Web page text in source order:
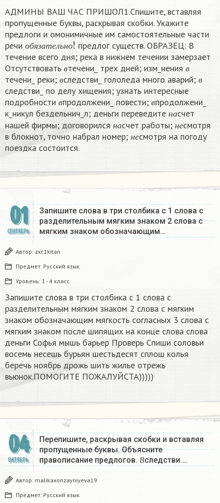
АДМИНЫ ВАШ ЧАС ПРИШОЛ1.Спишите, вставляя
пропущенные буквы, раскрывая скобки. Укажите
предлоги и омонимичные им самостоятельные части
речи
о бяз а т ел ьн о
обя за тельно!
предлог существ. ОБРАЗЕЦ: В
течение всего дня; река в нижнем течении замерзает
Отсутствовать
в
в
течени_ трех дней; изм_нения в
в
течени_ реки; в
в
следстви_ гололеда много аварий; в
следстви_ по делу хищения; узнать интересные
подробности
в
в
продолжени_ повести; в
в
продолжени_
к_никул бездельнич_л; деньги переведите
н а
на
счет
нашей фирмы; договорился
н а
н а
счет работы; н е
не
смотря
в блокнот, точно набрал номер;
н е
не
смотря на погоду
поездка состоится.
01
СЕНТЯБРЬ
Запишите слова в три столбика с 1 слова с
разделительным мягким знаком 2 слова с
мягким знаком обозначающим…
Автор: zxc1kitan
Предмет: Русский язык
Уровень: 1 - 4 класс
Запишите слова в три столбика с 1 слова с
разделительным мягким знаком 2 слова с мягким
знаком обозначающим мягкость согласных 3 слова с
мягким знаком после шипящих на конце слова слова
деньги Софья мышь барьер Проверь Спиши соловьи
восемь несешь бурьян шестьдесят сплош колья
беречь ноябрь дрожь шить жилье отрежь
вьюнок.ПОМОГИТЕ ПОЖАЛУЙСТА)))))
04
ОКТЯБРЬ
Перепишите, раскрывая скобки и вставляя
пропущенные буквы. Объясните
правописание предлогов.
В
В
следстви….
Автор: malikaxonzayniyeva19
Предмет: Русский язык